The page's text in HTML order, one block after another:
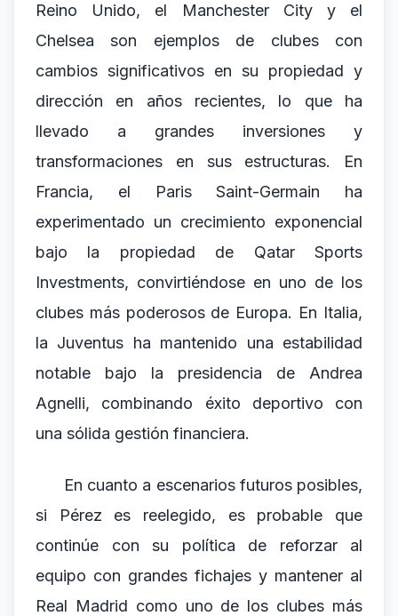
Reino Unido, el Manchester City y el
Chelsea son ejemplos de clubes con
cambios significativos en su propiedad y
dirección en años recientes, lo que ha
llevado a grandes inversiones y
transformaciones en sus estructuras. En
Francia, el Paris Saint-Germain ha
experimentado un crecimiento exponencial
bajo la propiedad de Qatar Sports
Investments, convirtiéndose en uno de los
clubes más poderosos de Europa. En Italia,
la Juventus ha mantenido una estabilidad
notable bajo la presidencia de Andrea
Agnelli, combinando éxito deportivo con
una sólida gestión financiera.
En cuanto a escenarios futuros posibles,
si Pérez es reelegido, es probable que
continúe con su política de reforzar al
equipo con grandes fichajes y mantener al
Real Madrid como uno de los clubes más